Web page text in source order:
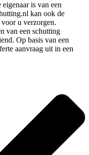
is van een
kan ook de
u verzorgen.
van een schutting
Op basis van een
aanvraag uit in een